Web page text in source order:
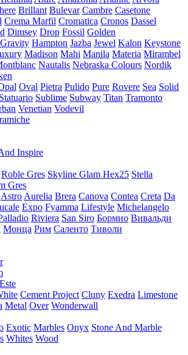
Brillant Bulevar Cambre Casetone
Crema Marfil Cromatica Cronos Dassel
Dimsey Drop Fossil Golden
Gravity Hampton Jazba Jewel Kalon Keystone
Madison Mahi Manila Materia Mirambel
Nautalis Nebraska Colours Nordik
Oval Pietra Pulido Pure Rovere Sea Solid
Statuario Sublime Subway Titan Tramonto
Venetian Vodevil
Inspire
Roble Gres Skyline Glam Hex25 Stella
Gres
Astro Aurelia Brera Canova Contea Creta Da
Expo Fyamma Lifestyle Michelangelo
Riviera San Siro Бормио Вивальди
Монца Рим Саленто Тиволи
Cement Project Cluny Exedra Limestone
Metal Over Wonderwall
Exotic Marbles Onyx Stone And Marble
Whites Wood